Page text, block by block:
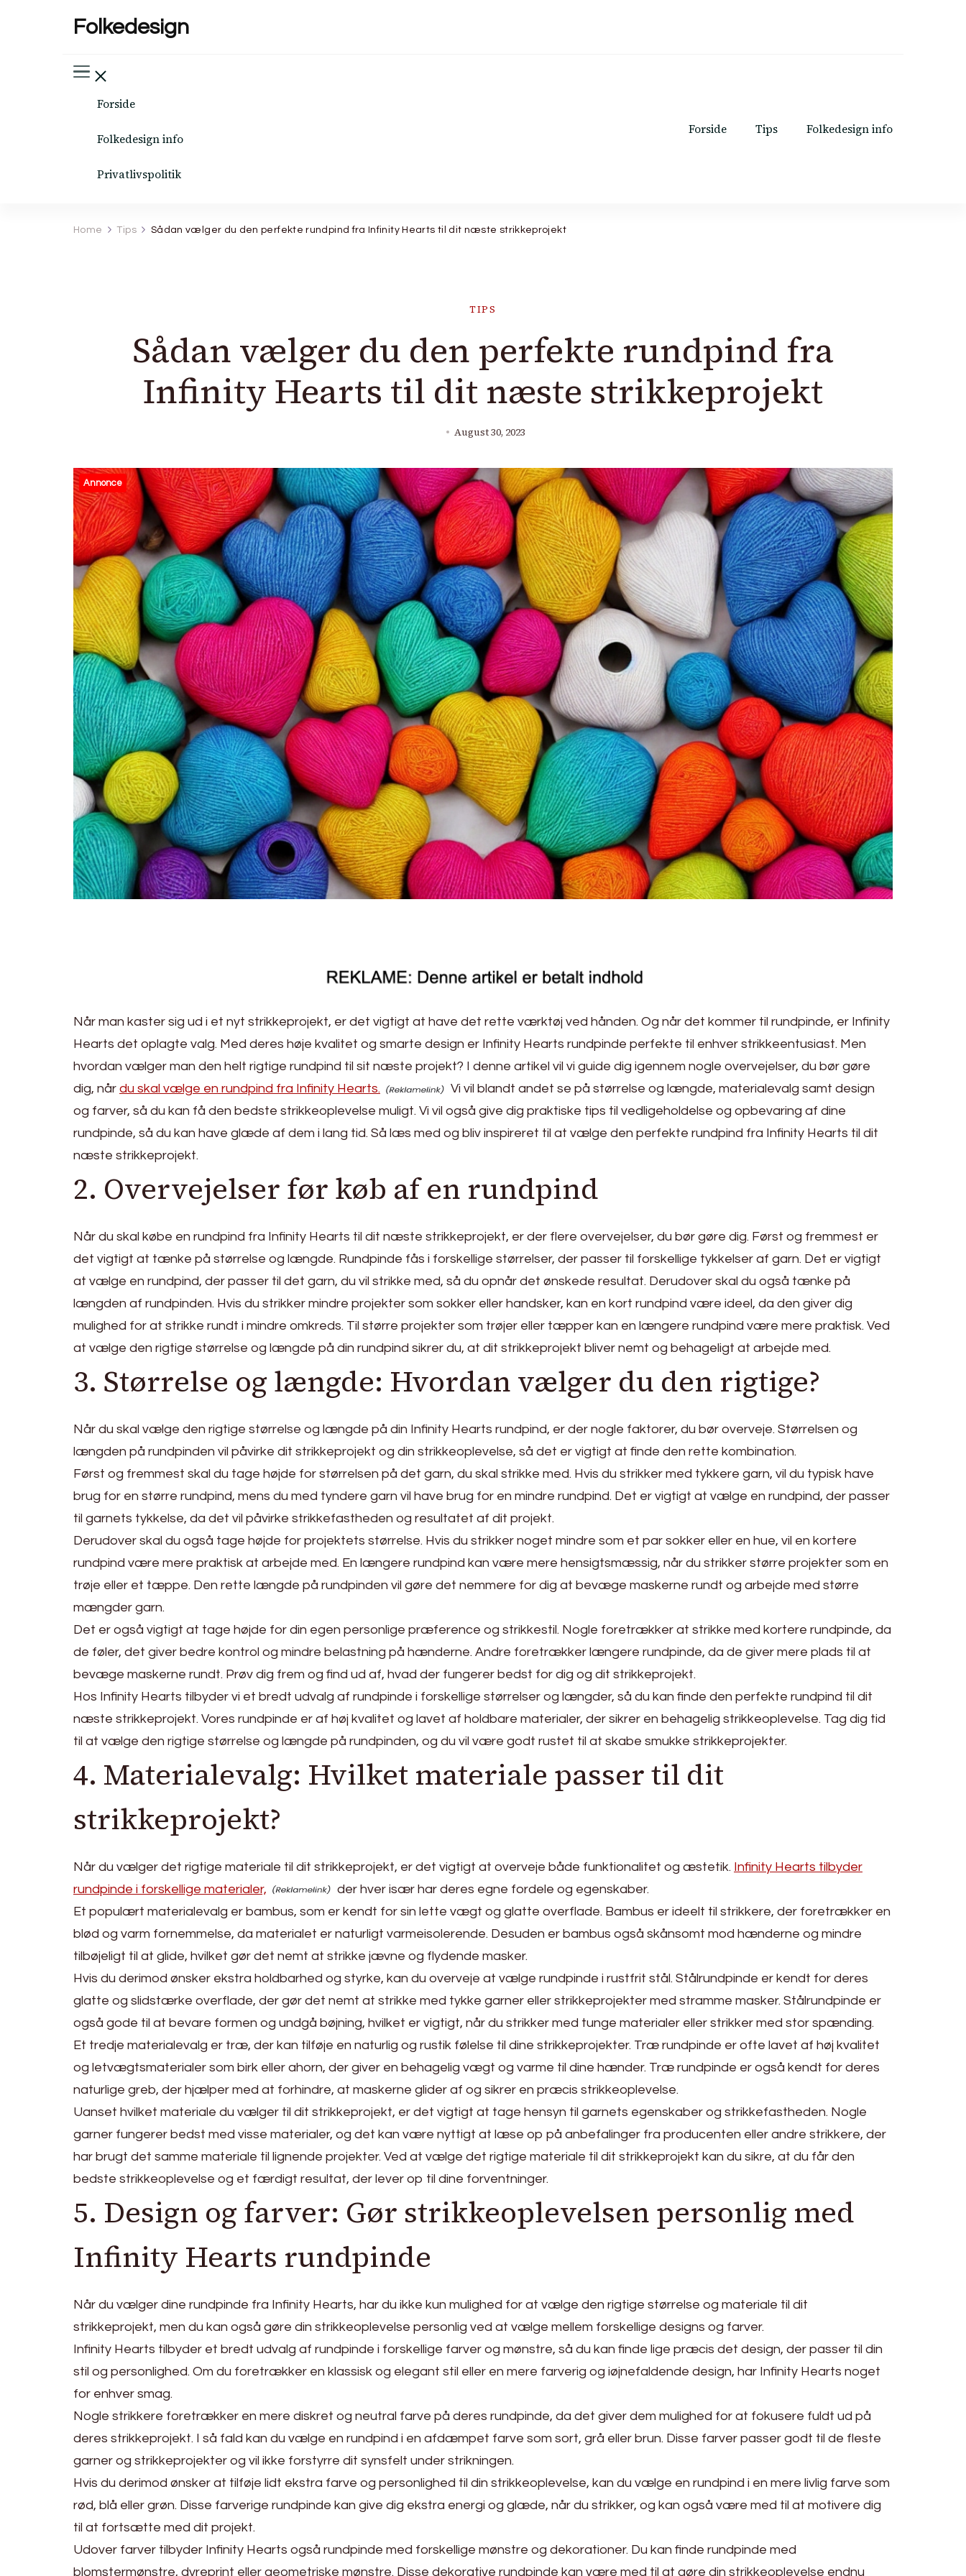
Folkedesign
Forside
Folkedesign info
Privatlivspolitik
Forside Tips Folkedesign info
Home Tips Sådan vælger du den perfekte rundpind fra Infinity Hearts til dit næste strikkeprojekt
TIPS
Sådan vælger du den perfekte rundpind fra
Infinity Hearts til dit næste strikkeprojekt
August 30, 2023
Annonce
Når man kaster sig ud i et nyt strikkeprojekt, er det vigtigt at have det rette værktøj ved hånden. Og når det kommer til rundpinde, er Infinity
Hearts det oplagte valg. Med deres høje kvalitet og smarte design er Infinity Hearts rundpinde perfekte til enhver strikkeentusiast. Men
hvordan vælger man den helt rigtige rundpind til sit næste projekt? I denne artikel vil vi guide dig igennem nogle overvejelser, du bør gøre
dig, når du skal vælge en rundpind fra Infinity Hearts.
Vi vil blandt andet se på størrelse og længde, materialevalg samt design
og farver, så du kan få den bedste strikkeoplevelse muligt. Vi vil også give dig praktiske tips til vedligeholdelse og opbevaring af dine
rundpinde, så du kan have glæde af dem i lang tid. Så læs med og bliv inspireret til at vælge den perfekte rundpind fra Infinity Hearts til dit
næste strikkeprojekt.
2. Overvejelser før køb af en rundpind
Når du skal købe en rundpind fra Infinity Hearts til dit næste strikkeprojekt, er der flere overvejelser, du bør gøre dig. Først og fremmest er
det vigtigt at tænke på størrelse og længde. Rundpinde fås i forskellige størrelser, der passer til forskellige tykkelser af garn. Det er vigtigt
at vælge en rundpind, der passer til det garn, du vil strikke med, så du opnår det ønskede resultat. Derudover skal du også tænke på
længden af rundpinden. Hvis du strikker mindre projekter som sokker eller handsker, kan en kort rundpind være ideel, da den giver dig
mulighed for at strikke rundt i mindre omkreds. Til større projekter som trøjer eller tæpper kan en længere rundpind være mere praktisk. Ved
at vælge den rigtige størrelse og længde på din rundpind sikrer du, at dit strikkeprojekt bliver nemt og behageligt at arbejde med.
3. Størrelse og længde: Hvordan vælger du den rigtige?
Når du skal vælge den rigtige størrelse og længde på din Infinity Hearts rundpind, er der nogle faktorer, du bør overveje. Størrelsen og
længden på rundpinden vil påvirke dit strikkeprojekt og din strikkeoplevelse, så det er vigtigt at finde den rette kombination.
Først og fremmest skal du tage højde for størrelsen på det garn, du skal strikke med. Hvis du strikker med tykkere garn, vil du typisk have
brug for en større rundpind, mens du med tyndere garn vil have brug for en mindre rundpind. Det er vigtigt at vælge en rundpind, der passer
til garnets tykkelse, da det vil påvirke strikkefastheden og resultatet af dit projekt.
Derudover skal du også tage højde for projektets størrelse. Hvis du strikker noget mindre som et par sokker eller en hue, vil en kortere
rundpind være mere praktisk at arbejde med. En længere rundpind kan være mere hensigtsmæssig, når du strikker større projekter som en
trøje eller et tæppe. Den rette længde på rundpinden vil gøre det nemmere for dig at bevæge maskerne rundt og arbejde med større
mængder garn.
Det er også vigtigt at tage højde for din egen personlige præference og strikkestil. Nogle foretrækker at strikke med kortere rundpinde, da
de føler, det giver bedre kontrol og mindre belastning på hænderne. Andre foretrækker længere rundpinde, da de giver mere plads til at
bevæge maskerne rundt. Prøv dig frem og find ud af, hvad der fungerer bedst for dig og dit strikkeprojekt.
Hos Infinity Hearts tilbyder vi et bredt udvalg af rundpinde i forskellige størrelser og længder, så du kan finde den perfekte rundpind til dit
næste strikkeprojekt. Vores rundpinde er af høj kvalitet og lavet af holdbare materialer, der sikrer en behagelig strikkeoplevelse. Tag dig tid
til at vælge den rigtige størrelse og længde på rundpinden, og du vil være godt rustet til at skabe smukke strikkeprojekter.
4. Materialevalg: Hvilket materiale passer til dit
strikkeprojekt?
Når du vælger det rigtige materiale til dit strikkeprojekt, er det vigtigt at overveje både funktionalitet og æstetik. Infinity Hearts tilbyder
rundpinde i forskellige materialer,
der hver især har deres egne fordele og egenskaber.
Et populært materialevalg er bambus, som er kendt for sin lette vægt og glatte overflade. Bambus er ideelt til strikkere, der foretrækker en
blød og varm fornemmelse, da materialet er naturligt varmeisolerende. Desuden er bambus også skånsomt mod hænderne og mindre
tilbøjeligt til at glide, hvilket gør det nemt at strikke jævne og flydende masker.
Hvis du derimod ønsker ekstra holdbarhed og styrke, kan du overveje at vælge rundpinde i rustfrit stål. Stålrundpinde er kendt for deres
glatte og slidstærke overflade, der gør det nemt at strikke med tykke garner eller strikkeprojekter med stramme masker. Stålrundpinde er
også gode til at bevare formen og undgå bøjning, hvilket er vigtigt, når du strikker med tunge materialer eller strikker med stor spænding.
Et tredje materialevalg er træ, der kan tilføje en naturlig og rustik følelse til dine strikkeprojekter. Træ rundpinde er ofte lavet af høj kvalitet
og letvægtsmaterialer som birk eller ahorn, der giver en behagelig vægt og varme til dine hænder. Træ rundpinde er også kendt for deres
naturlige greb, der hjælper med at forhindre, at maskerne glider af og sikrer en præcis strikkeoplevelse.
Uanset hvilket materiale du vælger til dit strikkeprojekt, er det vigtigt at tage hensyn til garnets egenskaber og strikkefastheden. Nogle
garner fungerer bedst med visse materialer, og det kan være nyttigt at læse op på anbefalinger fra producenten eller andre strikkere, der
har brugt det samme materiale til lignende projekter. Ved at vælge det rigtige materiale til dit strikkeprojekt kan du sikre, at du får den
bedste strikkeoplevelse og et færdigt resultat, der lever op til dine forventninger.
5. Design og farver: Gør strikkeoplevelsen personlig med
Infinity Hearts rundpinde
Når du vælger dine rundpinde fra Infinity Hearts, har du ikke kun mulighed for at vælge den rigtige størrelse og materiale til dit
strikkeprojekt, men du kan også gøre din strikkeoplevelse personlig ved at vælge mellem forskellige designs og farver.
Infinity Hearts tilbyder et bredt udvalg af rundpinde i forskellige farver og mønstre, så du kan finde lige præcis det design, der passer til din
stil og personlighed. Om du foretrækker en klassisk og elegant stil eller en mere farverig og iøjnefaldende design, har Infinity Hearts noget
for enhver smag.
Nogle strikkere foretrækker en mere diskret og neutral farve på deres rundpinde, da det giver dem mulighed for at fokusere fuldt ud på
deres strikkeprojekt. I så fald kan du vælge en rundpind i en afdæmpet farve som sort, grå eller brun. Disse farver passer godt til de fleste
garner og strikkeprojekter og vil ikke forstyrre dit synsfelt under strikningen.
Hvis du derimod ønsker at tilføje lidt ekstra farve og personlighed til din strikkeoplevelse, kan du vælge en rundpind i en mere livlig farve som
rød, blå eller grøn. Disse farverige rundpinde kan give dig ekstra energi og glæde, når du strikker, og kan også være med til at motivere dig
til at fortsætte med dit projekt.
Udover farver tilbyder Infinity Hearts også rundpinde med forskellige mønstre og dekorationer. Du kan finde rundpinde med
blomstermønstre, dyreprint eller geometriske mønstre. Disse dekorative rundpinde kan være med til at gøre din strikkeoplevelse endnu